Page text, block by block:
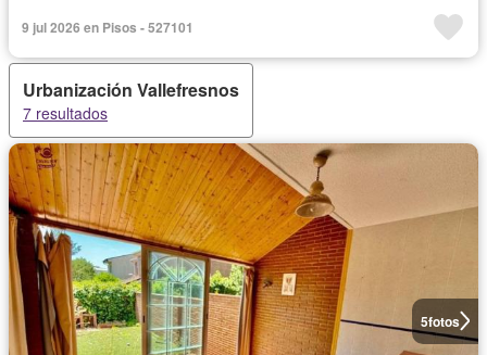
9 jul 2026 en Pisos - 527101
Urbanización Vallefresnos
7 resultados
5fotos